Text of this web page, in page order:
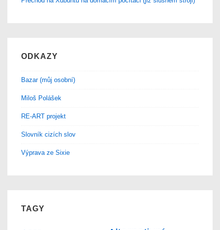
ODKAZY
Bazar (můj osobní)
Miloš Polášek
RE-ART projekt
Slovník cizích slov
Výprava ze Sixie
TAGY